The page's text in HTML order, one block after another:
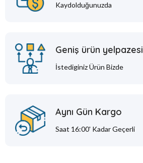
Kaydolduğunuzda
Geniş ürün yelpazesi
İstediginiz Ürün Bizde
Aynı Gün Kargo
Saat 16:00' Kadar Geçerli